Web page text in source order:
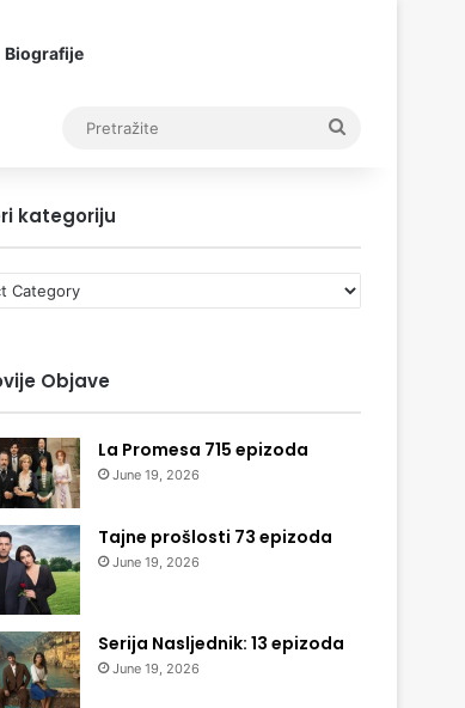
Biografije
kategoriju
Objave
La Promesa 715 epizoda
June 19, 2026
Tajne prošlosti 73 epizoda
June 19, 2026
Serija Nasljednik: 13 epizoda
June 19, 2026